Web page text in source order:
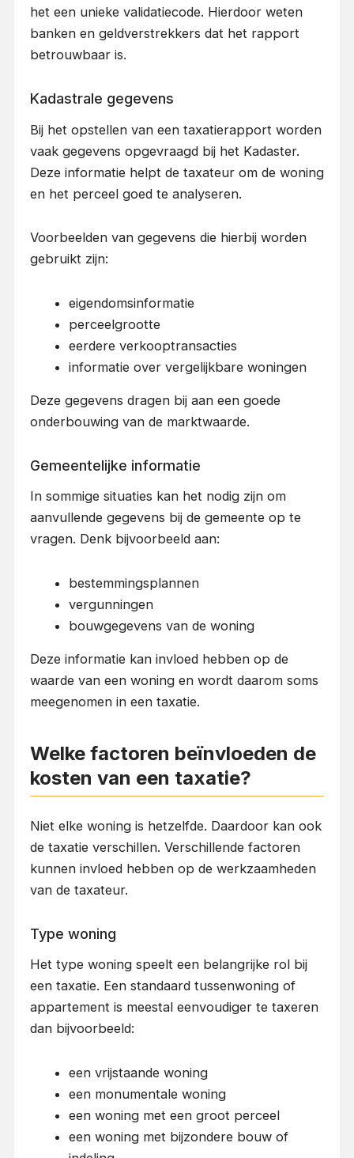
het een unieke validatiecode. Hierdoor weten
banken en geldverstrekkers dat het rapport
betrouwbaar is.
Kadastrale gegevens
Bij het opstellen van een taxatierapport worden
vaak gegevens opgevraagd bij het Kadaster.
Deze informatie helpt de taxateur om de woning
en het perceel goed te analyseren.
Voorbeelden van gegevens die hierbij worden
gebruikt zijn:
eigendomsinformatie
perceelgrootte
eerdere verkooptransacties
informatie over vergelijkbare woningen
Deze gegevens dragen bij aan een goede
onderbouwing van de marktwaarde.
Gemeentelijke informatie
In sommige situaties kan het nodig zijn om
aanvullende gegevens bij de gemeente op te
vragen. Denk bijvoorbeeld aan:
bestemmingsplannen
vergunningen
bouwgegevens van de woning
Deze informatie kan invloed hebben op de
waarde van een woning en wordt daarom soms
meegenomen in een taxatie.
Welke factoren beïnvloeden de
kosten van een taxatie?
Niet elke woning is hetzelfde. Daardoor kan ook
de taxatie verschillen. Verschillende factoren
kunnen invloed hebben op de werkzaamheden
van de taxateur.
Type woning
Het type woning speelt een belangrijke rol bij
een taxatie. Een standaard tussenwoning of
appartement is meestal eenvoudiger te taxeren
dan bijvoorbeeld:
een vrijstaande woning
een monumentale woning
een woning met een groot perceel
een woning met bijzondere bouw of